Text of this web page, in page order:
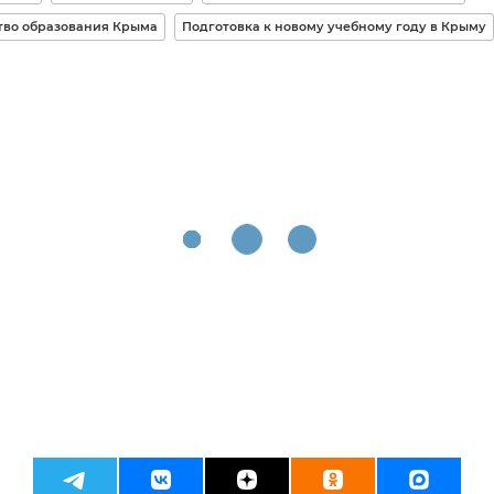
образования Крыма Подготовка к новому учебному году в Крыму